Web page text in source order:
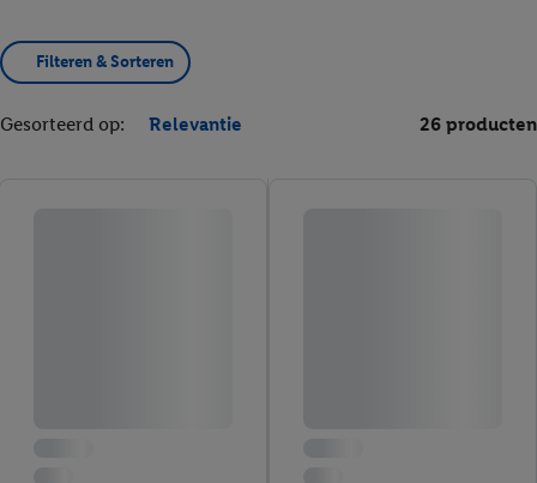
Filteren & Sorteren
Gesorteerd op: Relevantie 26 producten